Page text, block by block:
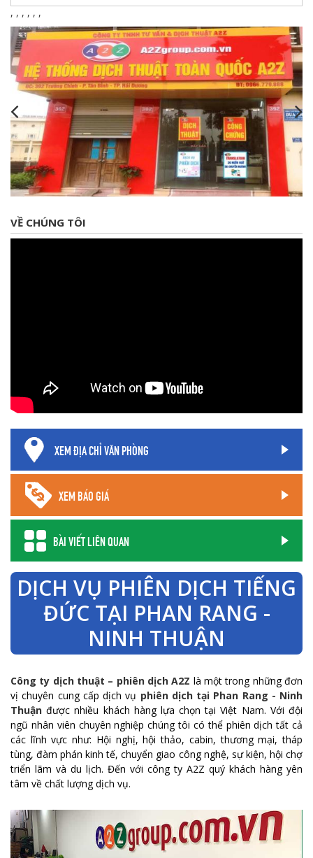
, , , , , ,
VỀ CHÚNG TÔI
XEM ĐỊA CHỈ VĂN PHÒNG
XEM BÁO GIÁ
BÀI VIẾT LIÊN QUAN
DỊCH VỤ PHIÊN DỊCH TIẾNG
ĐỨC TẠI PHAN RANG -
NINH THUẬN
Công ty dịch thuật – phiên dịch A2Z là một trong những đơn
vị chuyên cung cấp dịch vụ phiên dịch tại Phan Rang - Ninh
Thuận được nhiều khách hàng lựa chọn tại Việt Nam. Với đội
ngũ nhân viên chuyên nghiệp chúng tôi có thể phiên dịch tất cả
các lĩnh vực như: Hội nghị, hội thảo, cabin, thương mại, tháp
tùng, đàm phán kinh tế, chuyển giao công nghệ, sự kiện, hội chợ
triển lãm và du lịch. Đến với công ty A2Z quý khách hàng yên
tâm về chất lượng dịch vụ.